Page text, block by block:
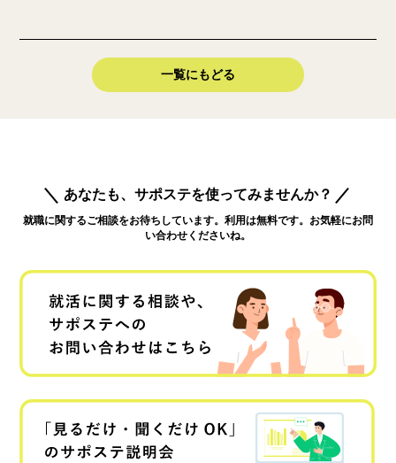
一覧にもどる
あなたも、サポステを使ってみませんか？
就職に関するご相談をお待ちしています。利用は無料です。お気軽にお問
い合わせくださいね。